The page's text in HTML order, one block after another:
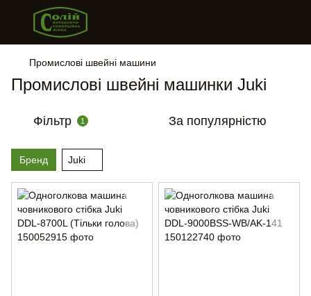
Промислові швейні машини
Промислові швейні машинки Juki
Фільтр 1 За популярністю
Бренд Juki